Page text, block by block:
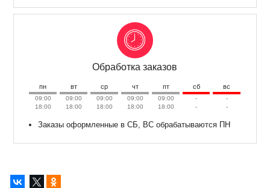
Обработка заказов
пн вт ср чт пт сб вс
09:00
18:00
09:00
18:00
09:00
18:00
09:00
18:00
09:00
18:00
-
-
-
-
Заказы оформленные в СБ, ВС обрабатываются ПН